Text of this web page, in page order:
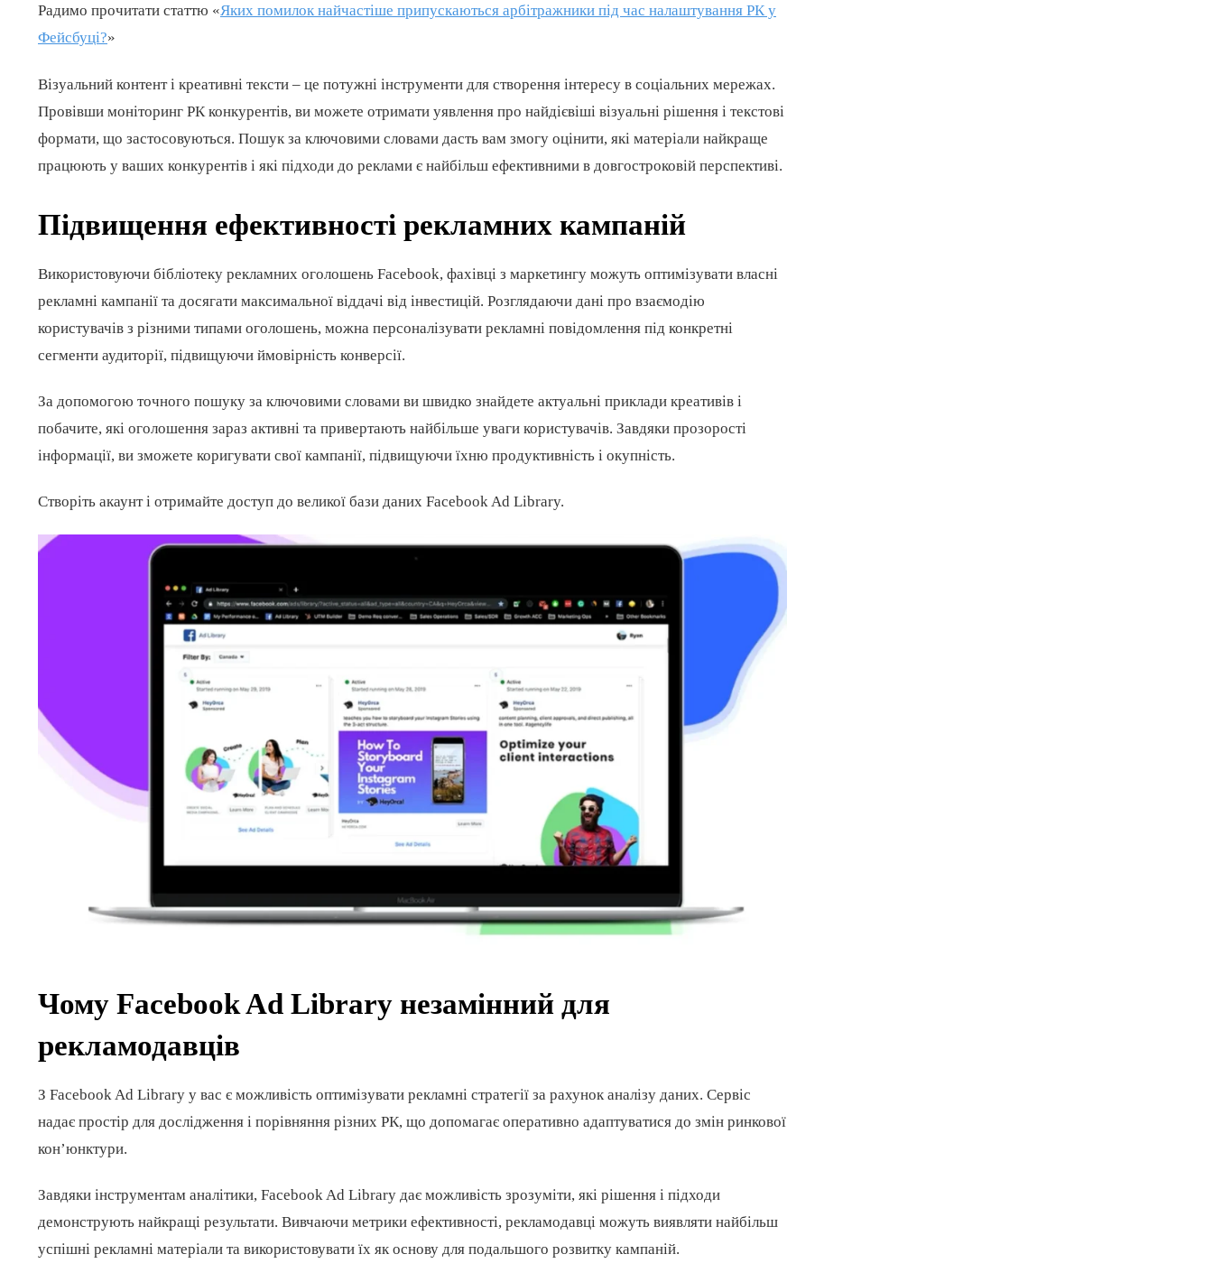
Радимо прочитати статтю «Яких помилок найчастіше припускаються арбітражники під час налаштування РК у
Фейсбуці?»
Візуальний контент і креативні тексти – це потужні інструменти для створення інтересу в соціальних мережах.
Провівши моніторинг РК конкурентів, ви можете отримати уявлення про найдієвіші візуальні рішення і текстові
формати, що застосовуються. Пошук за ключовими словами дасть вам змогу оцінити, які матеріали найкраще
працюють у ваших конкурентів і які підходи до реклами є найбільш ефективними в довгостроковій перспективі.
Підвищення ефективності рекламних кампаній
Використовуючи бібліотеку рекламних оголошень Facebook, фахівці з маркетингу можуть оптимізувати власні
рекламні кампанії та досягати максимальної віддачі від інвестицій. Розглядаючи дані про взаємодію
користувачів з різними типами оголошень, можна персоналізувати рекламні повідомлення під конкретні
сегменти аудиторії, підвищуючи ймовірність конверсії.
За допомогою точного пошуку за ключовими словами ви швидко знайдете актуальні приклади креативів і
побачите, які оголошення зараз активні та привертають найбільше уваги користувачів. Завдяки прозорості
інформації, ви зможете коригувати свої кампанії, підвищуючи їхню продуктивність і окупність.
Створіть акаунт і отримайте доступ до великої бази даних Facebook Ad Library.
Чому Facebook Ad Library незамінний для
рекламодавців
З Facebook Ad Library у вас є можливість оптимізувати рекламні стратегії за рахунок аналізу даних. Сервіс
надає простір для дослідження і порівняння різних РК, що допомагає оперативно адаптуватися до змін ринкової
кон’юнктури.
Завдяки інструментам аналітики, Facebook Ad Library дає можливість зрозуміти, які рішення і підходи
демонструють найкращі результати. Вивчаючи метрики ефективності, рекламодавці можуть виявляти найбільш
успішні рекламні матеріали та використовувати їх як основу для подальшого розвитку кампаній.